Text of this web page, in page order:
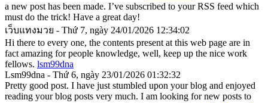
a new post has been made. I’ve subscribed to your RSS feed which
must do the trick! Have a great day!
เว็บแทงมวย - Thứ 7, ngày 24/01/2026 12:34:02
Hi there to every one, the contents present at this web page are in
fact amazing for people knowledge, well, keep up the nice work
fellows. lsm99dna
Lsm99dna - Thứ 6, ngày 23/01/2026 01:32:32
Pretty good post. I have just stumbled upon your blog and enjoyed
reading your blog posts very much. I am looking for new posts to